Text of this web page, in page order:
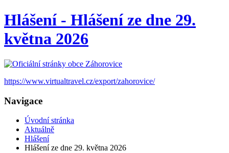
Hlášení - Hlášení ze dne 29.
května 2026
https://www.virtualtravel.cz/export/zahorovice/
Navigace
Úvodní stránka
Aktuálně
Hlášení
Hlášení ze dne 29. května 2026